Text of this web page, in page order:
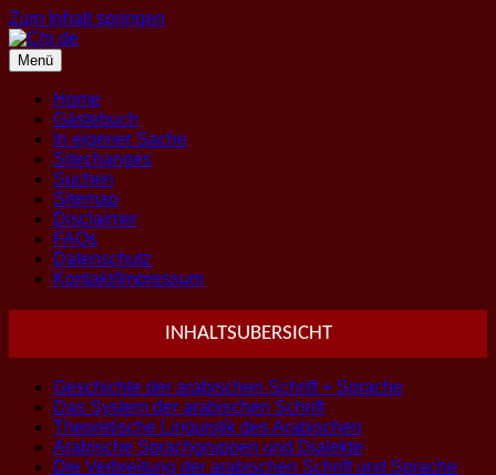
Zum Inhalt springen
Menü
Home
Gästebuch
In eigener Sache
Sitechanges
Suchen
Sitemap
Disclaimer
FAQs
Datenschutz
Kontakt/Impressum
INHALTSUBERSICHT
Geschichte der arabischen Schrift + Sprache
Das System der arabischen Schrift
Theoretische Linguistik des Arabischen
Arabische Sprachgruppen und Dialekte
Die Verbreitung der arabischen Schrift und Sprache